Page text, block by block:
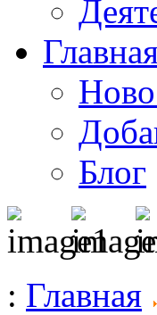
Блог
: Главная